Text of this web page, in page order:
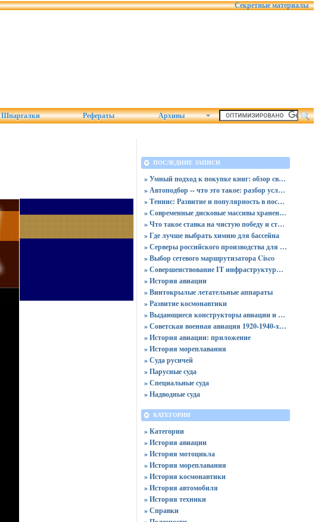
Секретные материалы
Шпаргалки Рефераты Архивы
ПОСЛЕДНИЕ ЗАПИСИ
» Умный подход к покупке книг: обзор связки магазина «Читай-город» и сервиса промокодов от Пикабу
» Автоподбор -- что это такое: разбор услуг, плюсов и скрытых рисков для покупателя
» Теннис: Развитие и популярность в последние десятилетия
» Современные дисковые массивы хранения данных
» Что такое ставка на чистую победу и ставка с форой
» Где лучше выбрать химию для бассейна
» Серверы российского производства для госучреждений - новая реальность
» Выбор сетевого маршрутизатора Cisco
» Совершенствование IT инфраструктуры компании: максимальная эффективность и производительность
» История авиации
» Винтокрылые летательные аппараты
» Развитие космонавтики
» Выдающиеся конструкторы авиации и космонавтики
» Советская военная авиация 1920-1940-х годов
» История авиации: приложение
» История мореплавания
» Суда русичей
» Парусные суда
» Специальные суда
» Надводные суда
КАТЕГОРИИ
» Категории
» История авиации
» История мотоцикла
» История мореплавания
» История космонавтики
» История автомобиля
» История техники
» Справки